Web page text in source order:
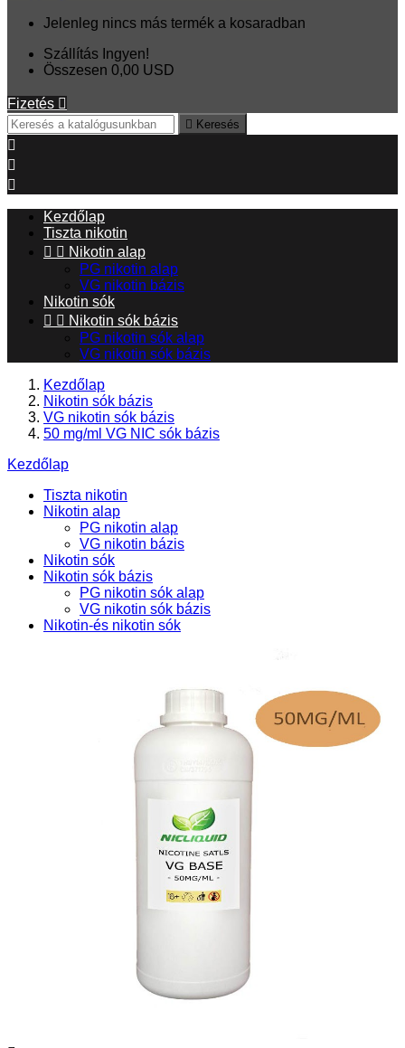
Jelenleg nincs más termék a kosaradban
Szállítás Ingyen!
Összesen 0,00 USD
Fizetés 
 Keresés



Kezdőlap
Tiszta nikotin
  Nikotin alap
PG nikotin alap
VG nikotin bázis
Nikotin sók
  Nikotin sók bázis
PG nikotin sók alap
VG nikotin sók bázis
Kezdőlap
Nikotin sók bázis
VG nikotin sók bázis
50 mg/ml VG NIC sók bázis
Kezdőlap
Tiszta nikotin
Nikotin alap
PG nikotin alap
VG nikotin bázis
Nikotin sók
Nikotin sók bázis
PG nikotin sók alap
VG nikotin sók bázis
Nikotin-és nikotin sók